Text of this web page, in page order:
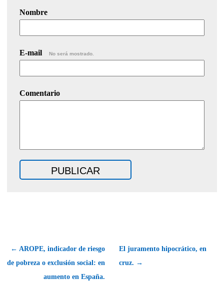
Nombre
E-mail No será mostrado.
Comentario
← AROPE, indicador de riesgo
de pobreza o exclusión social: en
aumento en España.
El juramento hipocrático, en
cruz. →